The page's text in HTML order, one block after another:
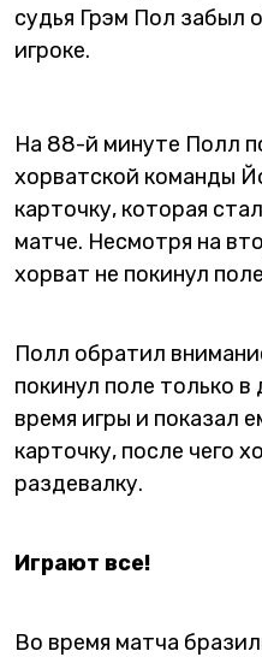
судья Грэм Пол забыл
игроке.
На 88-й минуте Полл
хорватской команды
карточку, которая
матче. Несмотря на
хорват не покинул
Полл обратил
покинул поле только
время игры и показал
карточку, после чего
раздевалку.
Играют все!
Во время матча